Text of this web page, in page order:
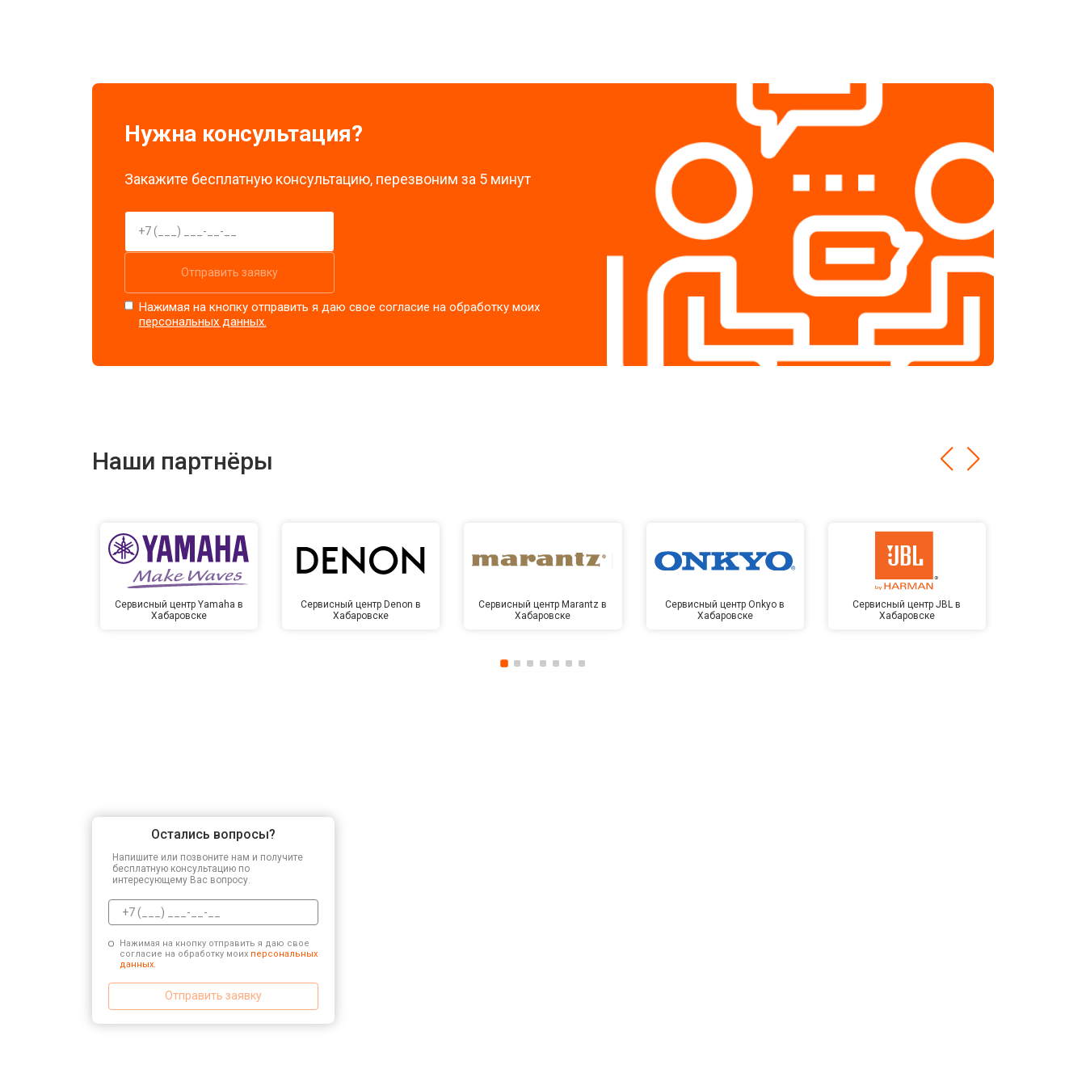
Нужна консультация?
Закажите бесплатную консультацию, перезвоним за 5 минут
Отправить заявку
Нажимая на кнопку отправить я даю свое согласие на обработку моих
персональных данных.
Наши партнёры
Сервисный центр Yamaha в
Хабаровске
Сервисный центр Denon в
Хабаровске
Сервисный центр Marantz в
Хабаровске
Сервисный центр Onkyo в
Хабаровске
Сервисный центр JBL в
Хабаровске
Остались вопросы?
Напишите или позвоните нам и получите
бесплатную консультацию по
интересующему Вас вопросу.
Нажимая на кнопку отправить я даю свое
согласие на обработку моих персональных
данных.
Отправить заявку